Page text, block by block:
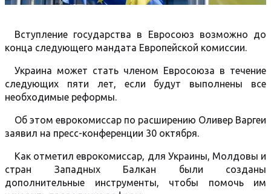
Вступление государства в Евросоюз возможно до
конца следующего мандата Европейской комиссии.
Украина может стать членом Евросоюза в течение
следующих пяти лет, если будут выполнены все
необходимые реформы.
Об этом еврокомиссар по расширению Оливер Варгеи
заявил на пресс-конференции 30 октября.
Как отметил еврокомиссар, для Украины, Молдовы и
стран Западных Балкан были созданы
дополнительные инструменты, чтобы помочь им